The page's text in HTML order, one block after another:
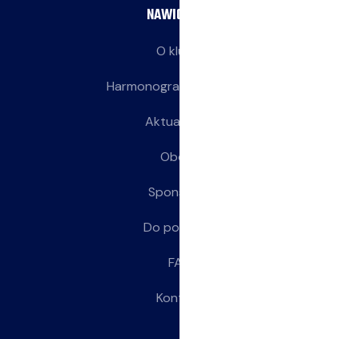
NAWIGACJA
O klubie
Harmonogram treningów
Aktualności
Obozy
Sponsorzy
Do pobrania
FAQ
Kontakt